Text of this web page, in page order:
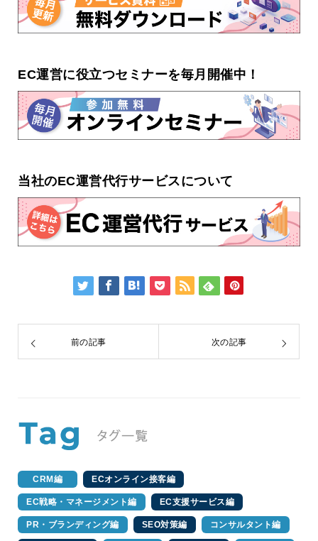
EC運営に役立つセミナーを毎月開催中！
当社のEC運営代行サービスについて
前の記事 次の記事
CRM編 ECオンライン接客編
EC戦略・マネージメント編 EC支援サービス編
PR・ブランディング編 SEO対策編 コンサルタント編